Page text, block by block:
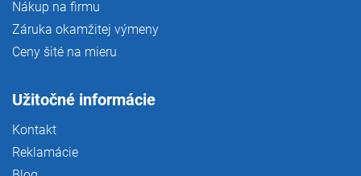
Nákup na firmu
Záruka okamžitej výmeny
Ceny šité na mieru
Užitočné informácie
Kontakt
Reklamácie